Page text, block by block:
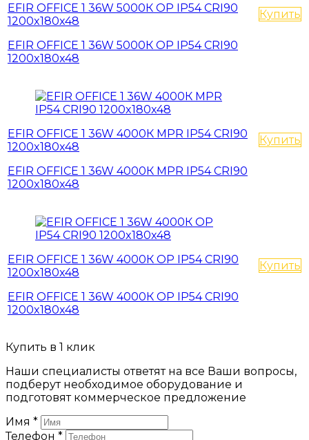
EFIR OFFICE 1 36W 5000К OP IP54 CRI90
1200x180x48
EFIR OFFICE 1 36W 5000К OP IP54 CRI90
1200x180x48
Купить
EFIR OFFICE 1 36W 4000К MPR IP54 CRI90
1200x180x48
EFIR OFFICE 1 36W 4000К MPR IP54 CRI90
1200x180x48
Купить
EFIR OFFICE 1 36W 4000К OP IP54 CRI90
1200x180x48
EFIR OFFICE 1 36W 4000К OP IP54 CRI90
1200x180x48
Купить
Купить в 1 клик
Наши специалисты ответят на все Ваши вопросы,
подберут необходимое оборудование и
подготовят коммерческое предложение
Имя *
Телефон *